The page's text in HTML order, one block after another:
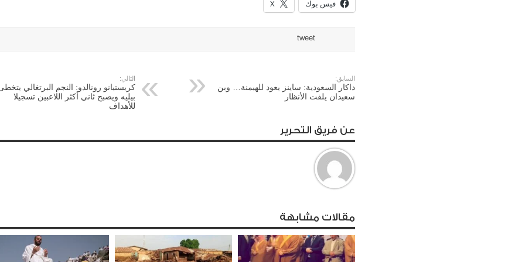
فيس بوك X
tweet
السابق:
داكار السعودية: ساينز يعود للهيمنة… وبن
سعيدان يلفت الأنظار
التالي:
كريستيانو رونالدو: النجم البرتغالي
بيليه ويصبح ثاني أكثر اللاعبين تسجيلا
للأهداف
عن فريق التحرير
مقالات مشابهة